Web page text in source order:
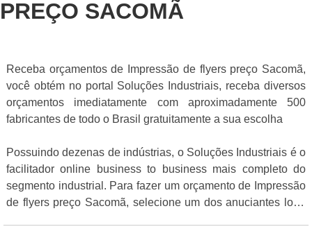
PREÇO SACOMÃ
Receba orçamentos de Impressão de flyers preço Sacomã,
você obtém no portal Soluções Industriais, receba diversos
orçamentos imediatamente com aproximadamente 500
fabricantes de todo o Brasil gratuitamente a sua escolha
Possuindo dezenas de indústrias, o Soluções Industriais é o
facilitador online business to business mais completo do
segmento industrial. Para fazer um orçamento de Impressão
de flyers preço Sacomã, selecione um dos anuciantes logo